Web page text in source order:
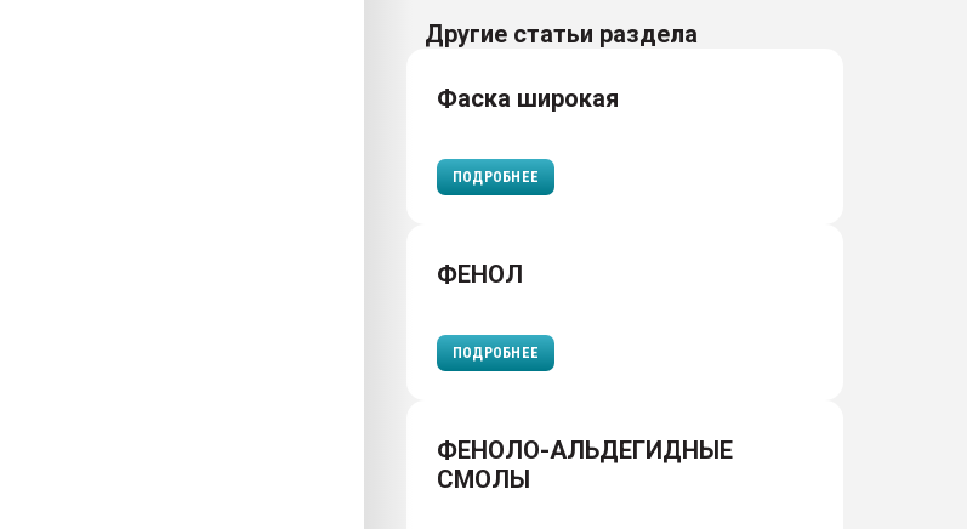
Другие статьи раздела
Фаска широкая
ПОДРОБНЕЕ
ФЕНОЛ
ПОДРОБНЕЕ
ФЕНОЛО-АЛЬДЕГИДНЫЕ
СМОЛЫ